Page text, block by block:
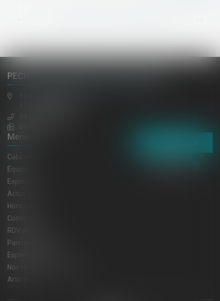
<< >>
PECH DE LACLAUSE, JAULIN, EL HAZMI
Menu
Cabinet
Équipe
Expertises
Actus
Honoraires
Contact
RDV en ligne
Paiement en ligne
Espace client
Nos relations privilégiées
Articles